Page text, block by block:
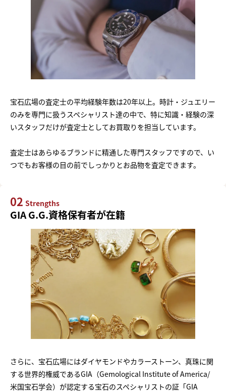
宝石広場の査定士の平均経験年数は20年以上。時計・ジュエリー
のみを専門に扱うスペシャリスト達の中で、特に知識・経験の深
いスタッフだけが査定士としてお買取りを担当しています。
査定士はあらゆるブランドに精通した専門スタッフですので、い
つでもお客様の目の前でしっかりとお品物を査定できます。
02 Strengths
GIA G.G.資格保有者が在籍
さらに、宝石広場にはダイヤモンドやカラーストーン、真珠に関
する世界的権威であるGIA（Gemological Institute of America/
米国宝石学会）が認定する宝石のスペシャリストの証「GIA